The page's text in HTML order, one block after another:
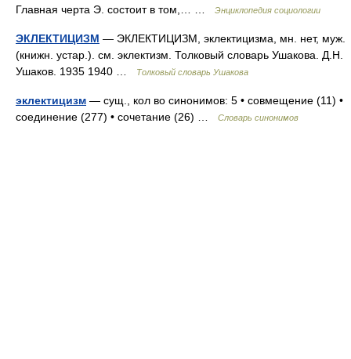
Главная черта Э. состоит в том,… …
Энциклопедия социологии
ЭКЛЕКТИЦИЗМ — ЭКЛЕКТИЦИЗМ, эклектицизма, мн. нет, муж.
(книжн. устар.). см. эклектизм. Толковый словарь Ушакова. Д.Н.
Ушаков. 1935 1940 …
Толковый словарь Ушакова
эклектицизм — сущ., кол во синонимов: 5 • совмещение (11) •
соединение (277) • сочетание (26) …
Словарь синонимов